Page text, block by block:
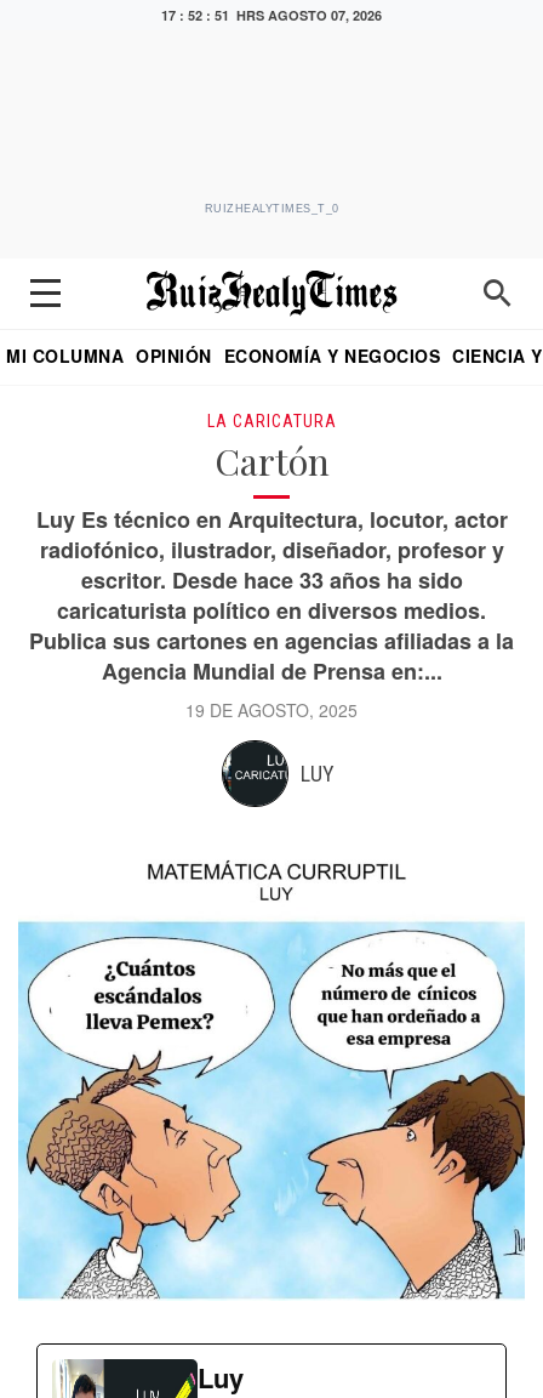
17 : 52 : 52 HRS AGOSTO 07, 2026
RUIZHEALYTIMES_T_0
MI COLUMNA OPINIÓN ECONOMÍA Y NEGOCIOS CIENCIA
LA CARICATURA
Cartón
Luy Es técnico en Arquitectura, locutor, actor
radiofónico, ilustrador, diseñador, profesor y
escritor. Desde hace 33 años ha sido
caricaturista político en diversos medios.
Publica sus cartones en agencias afiliadas a la
Agencia Mundial de Prensa en:...
19 DE AGOSTO, 2025
LUY
Luy